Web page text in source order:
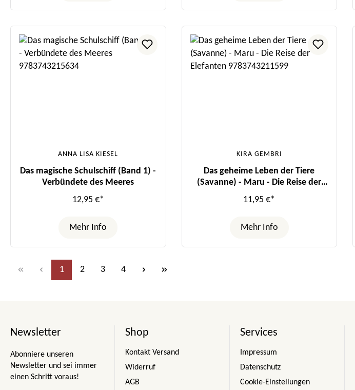
ANNA LISA KIESEL
Das magische Schulschiff (Band 1) -
Verbündete des Meeres
12,95 €*
Mehr Info
KIRA GEMBRI
Das geheime Leben der Tiere
(Savanne) - Maru - Die Reise der
Elefanten
11,95 €*
Mehr Info
Seite
1 Seite
2 Seite
3 Seite
4
Newsletter
Abonniere unseren
Newsletter und sei immer
einen Schritt voraus!
Shop
Kontakt Versand
Widerruf
AGB
Services
Impressum
Datenschutz
Cookie-Einstellungen